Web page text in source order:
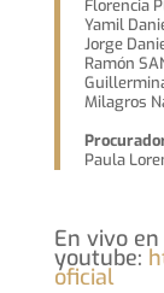
Florencia
Yamil
Jorge
Ramón
Milagros
Paula
En vivo
youtube:
oficial